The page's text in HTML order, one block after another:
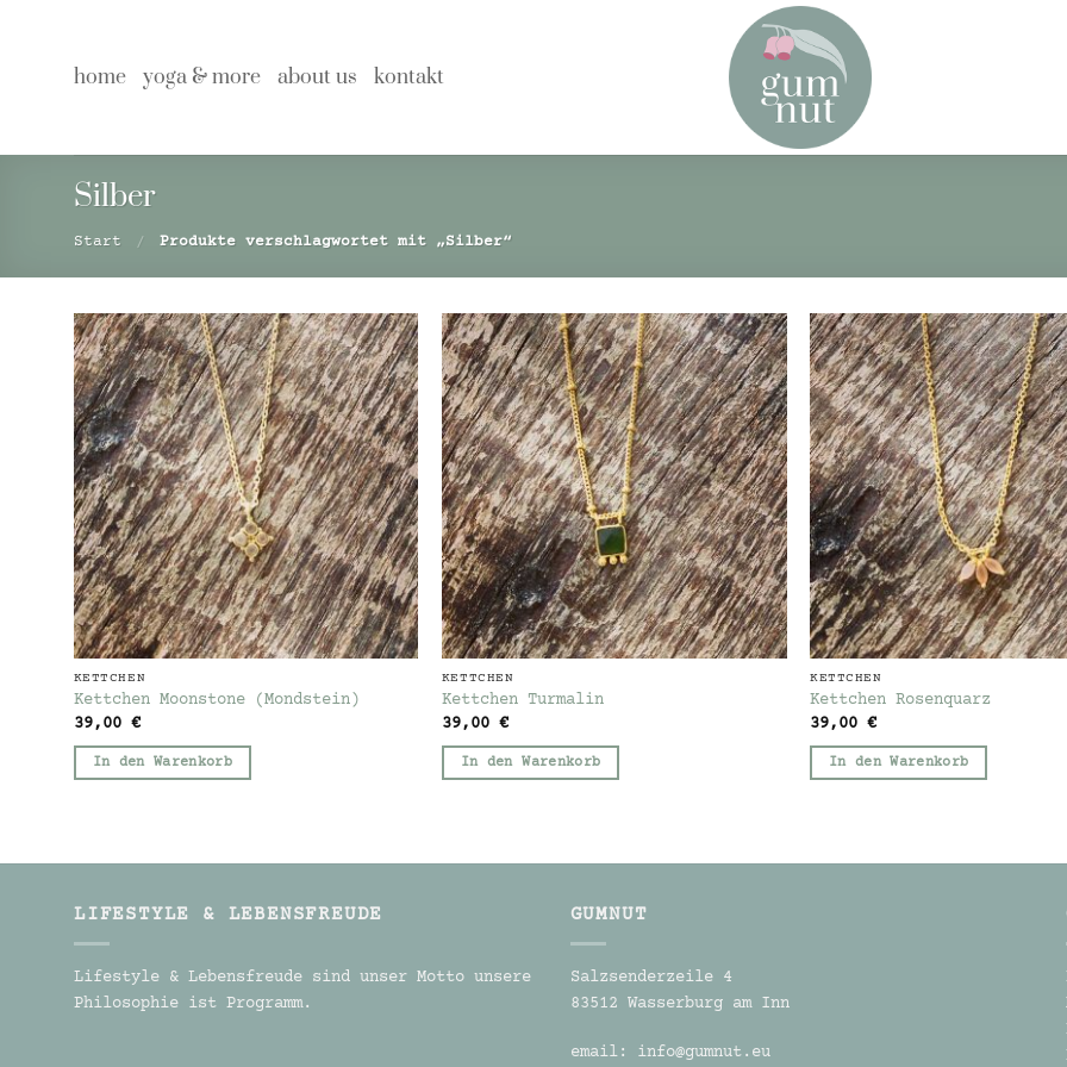
springenhome yoga & more about us kontakt
Silber
Start / Produkte verschlagwortet mit „Silber“
KETTCHEN
Kettchen Moonstone (Mondstein)
39,00 €
In den Warenkorb
KETTCHEN
Kettchen Turmalin
39,00 €
In den Warenkorb
KETTCHEN
Kettchen Rosenquarz
39,00€
In den Warenkorb
LIFESTYLE & LEBENSFREUDE
Lifestyle & Lebensfreude sind unser Motto unsere
Philosophie ist Programm.
GUMNUT
Salzsenderzeile 4
83512 Wasserburg am Inn
email: info@gumnut.eu